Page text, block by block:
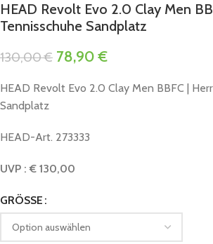
HEAD Revolt Evo 2.0 Clay Men
Tennisschuhe Sandplatz
130,00€ 78,90€
HEAD Revolt Evo 2.0 Clay Men BBFC |
Sandplatz
HEAD-Art. 273333
UVP : € 130,00
GRÖSSE